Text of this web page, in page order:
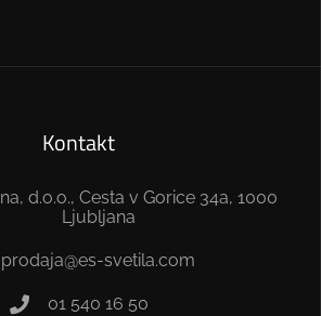
Kontakt
d.o.o., Cesta v Gorice 34a, 1000
Ljubljana
prodaja@es-svetila.com
01 540 16 50